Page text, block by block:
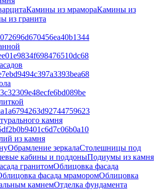
Камины из мрамораКамины из
из гранита
камня
из камня
Обрамление зеркалаСтолешницы под
кабины и поддоныПодиумы из камня
гранитомОблицовка фасада
фасада мраморомОблицовка
камнемОтделка фундамента